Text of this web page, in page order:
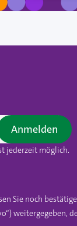
jederzeit möglich.
Anmelden
Sie noch
weitergegeben,